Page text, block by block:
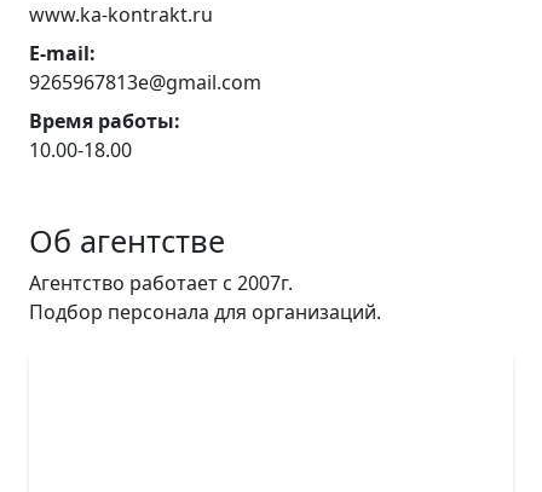
www.ka-kontrakt.ru
E-mail:
9265967813e@gmail.com
Время работы:
10.00-18.00
Об агентстве
Агентство работает с 2007г.
Подбор персонала для организаций.